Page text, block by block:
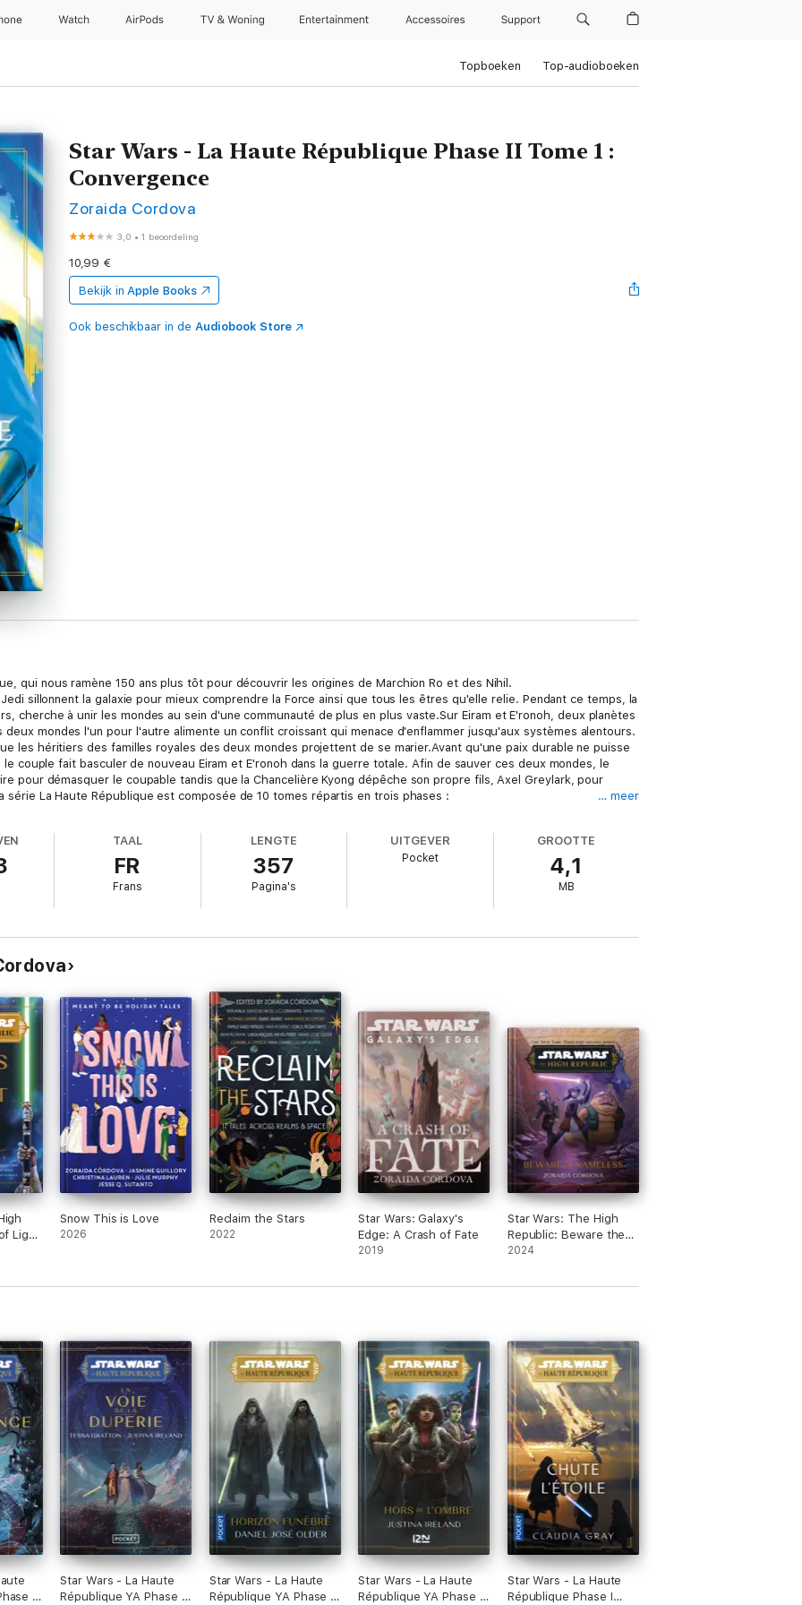
Watch AirPods TV & Woning Entertainment Accessoires Support
Topboeken Top-audioboeken
Star Wars - La Haute République Phase II Tome 1 :
Convergence
Zoraida Cordova
3,0 •1 beoordeling
10,99 €
Bekijk in Apple Books
Ook beschikbaar in de Audiobook Store
qui nous ramène 150 ans plus tôt pour découvrir les origines de Marchion Ro et des Nihil.
sillonnent la galaxie pour mieux comprendre la Force ainsi que tous les êtres qu'elle relie. Pendant ce temps, la
cherche à unir les mondes au sein d'une communauté de plus en plus vaste.Sur Eiram et E'ronoh, deux planètes
mondes l'un pour l'autre alimente un conflit croissant qui menace d'enflammer jusqu'aux systèmes alentours.
les héritiers des familles royales des deux mondes projettent de se marier.Avant qu'une paix durable ne puisse
couple fait basculer de nouveau Eiram et E'ronoh dans la guerre totale. Afin de sauver ces deux mondes, le
pour démasquer le coupable tandis que la Chancelière Kyong dépêche son propre fils, Axel Greylark, pour
La Haute République est composée de 10 tomes répartis en trois phases :
… meer
TAAL
FR
Frans
LENGTE
357
Pagina's
UITGEVER
Pocket
GROOTTE
4,1
MB
Light
Snow This is Love
2026
Reclaim the Stars
2022
Star Wars: Galaxy's
Edge: A Crash of Fate
2019
Star Wars: The High
Republic: Beware the
Nameless
2024
II
Star Wars - La Haute
République YA Phase II
Star Wars - La Haute
République YA Phase I
Star Wars - La Haute
République YA Phase I
Star Wars - La Haute
République Phase I